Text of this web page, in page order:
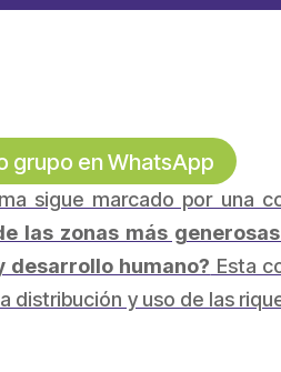
grupo en WhatsApp
sigue marcado por una
las zonas más
desarrollo humano? Esta
distribución y uso de las